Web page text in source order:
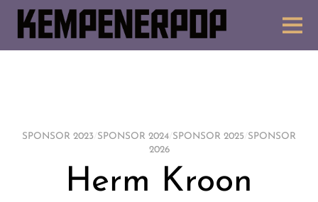
SPONSOR 2023 SPONSOR 2024 SPONSOR 2025 SPONSOR
2026
Herm Kroon